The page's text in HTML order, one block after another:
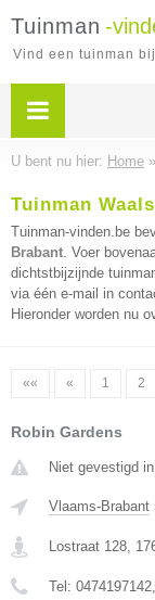
Tuinman -
Vind een tuinman
U bent nu hier: Home »
Tuinman
Tuinman-vinden.be
Brabant. Voer
dichtstbijzijnde
via één e-mail in
Hieronder worden nu
«« « 1 2
Robin Gardens
Niet gevestigd
Vlaams-Brabant
Lostraat 128,
Tel: 0474197142